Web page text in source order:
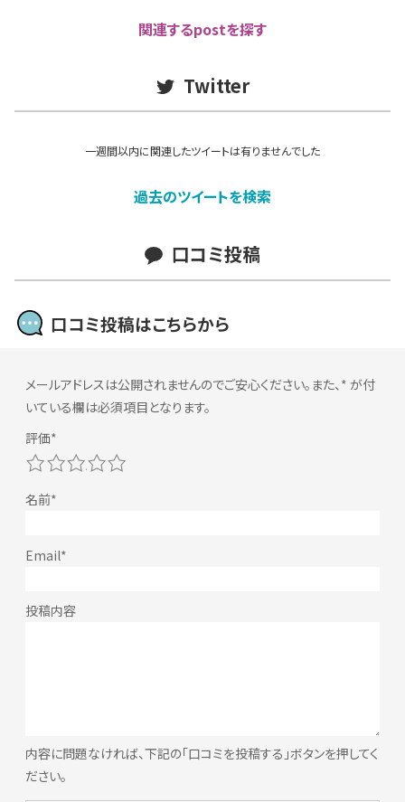
関連するpostを探す
Twitter
一週間以内に関連したツイートは有りませんでした
過去のツイートを検索
口コミ投稿
口コミ投稿はこちらから
メールアドレスは公開されませんのでご安心ください。また、 * が付
いている欄は必須項目となります。
内容に問題なければ、下記の「口コミを投稿する」ボタンを押してく
ださい。
5
4
3
2